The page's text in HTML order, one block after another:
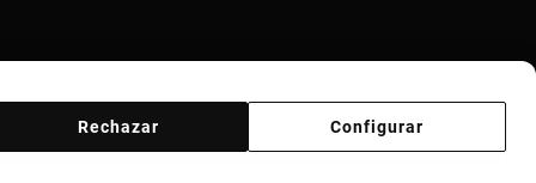
Configurar
Rechazar